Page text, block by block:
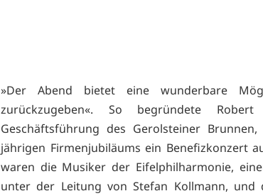
»Der Abend bietet eine wunderbare
zurückzugeben«. So begründete
Geschäftsführung des Gerolsteiner
jährigen Firmenjubiläums ein Benefizkonzert
waren die Musiker der Eifelphilharmonie,
unter der Leitung von Stefan Kollmann, und